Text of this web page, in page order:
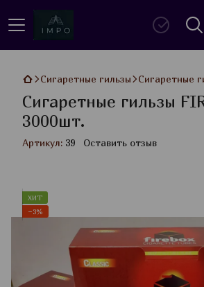
Сигаретные гильзы Сигаретные
Сигаретные гильзы
3000шт.
Артикул: 39 Оставить отзыв
ХИТ
−3%